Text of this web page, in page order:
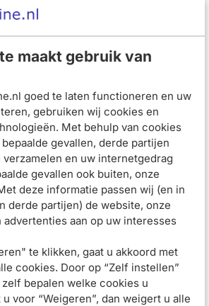
maakt gebruik van
goed te laten functioneren en uw
gebruiken wij cookies en
Met behulp van cookies
gevallen, derde partijen
en uw internetgedrag
gevallen ook buiten, onze
deze informatie passen wij (en in
derde partijen) de website, onze
aan op uw interesses
te klikken, gaat u akkoord met
cookies. Door op “Zelf instellen”
bepalen welke cookies u
voor “Weigeren”, dan weigert u alle
dankzij de lichte, ongeparfumeerde
onmiddelijk
tegen door HEVIS veroorzaakte
royaal aan vóór het zonnen en
opnieuw aan, vooral na het zwemmen,
zodat de bescherming in stand
van de hoeveelheid verlaagt
significant. Blijf niet te lang in de
een zonnebescherming. Overmatige
is een ernstig gezondheidsrisico.
de ogen. Laat het product intrekken en
met textiel en harde oppervlakken